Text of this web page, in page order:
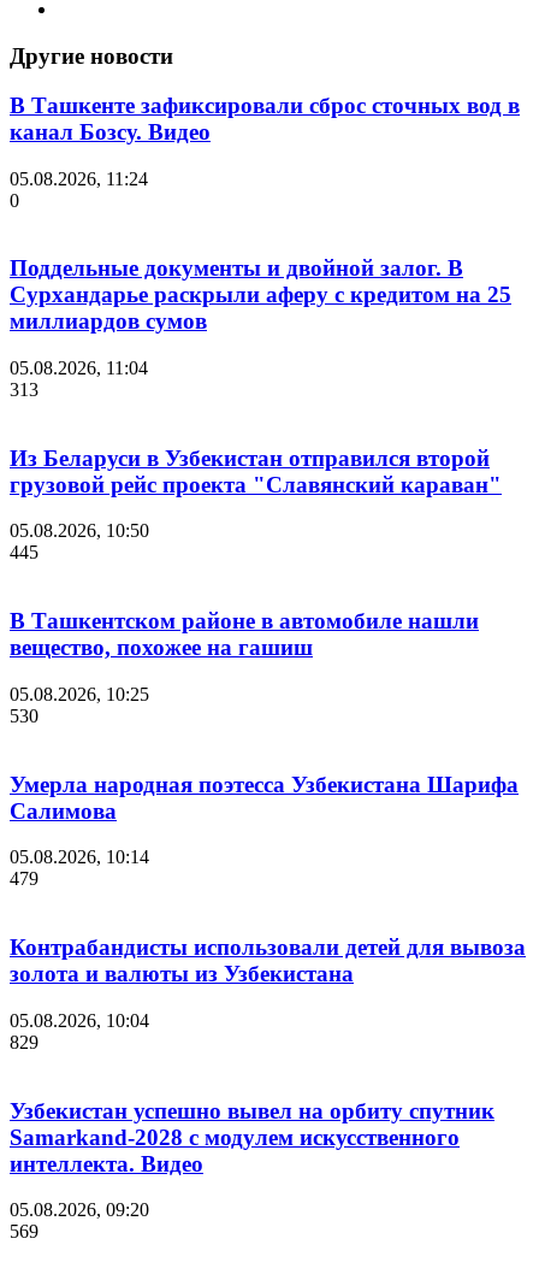
Другие новости
В Ташкенте зафиксировали сброс сточных вод в
канал Бозсу. Видео
05.08.2026, 11:24
0
Поддельные документы и двойной залог. В
Сурхандарье раскрыли аферу с кредитом на 25
миллиардов сумов
05.08.2026, 11:04
313
Из Беларуси в Узбекистан отправился второй
грузовой рейс проекта "Славянский караван"
05.08.2026, 10:50
445
В Ташкентском районе в автомобиле нашли
вещество, похожее на гашиш
05.08.2026, 10:25
530
Умерла народная поэтесса Узбекистана Шарифа
Салимова
05.08.2026, 10:14
479
Контрабандисты использовали детей для вывоза
золота и валюты из Узбекистана
05.08.2026, 10:04
829
Узбекистан успешно вывел на орбиту спутник
Samarkand-2028 с модулем искусственного
интеллекта. Видео
05.08.2026, 09:20
569